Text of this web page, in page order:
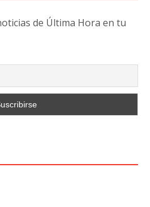
de Última Hora en tu